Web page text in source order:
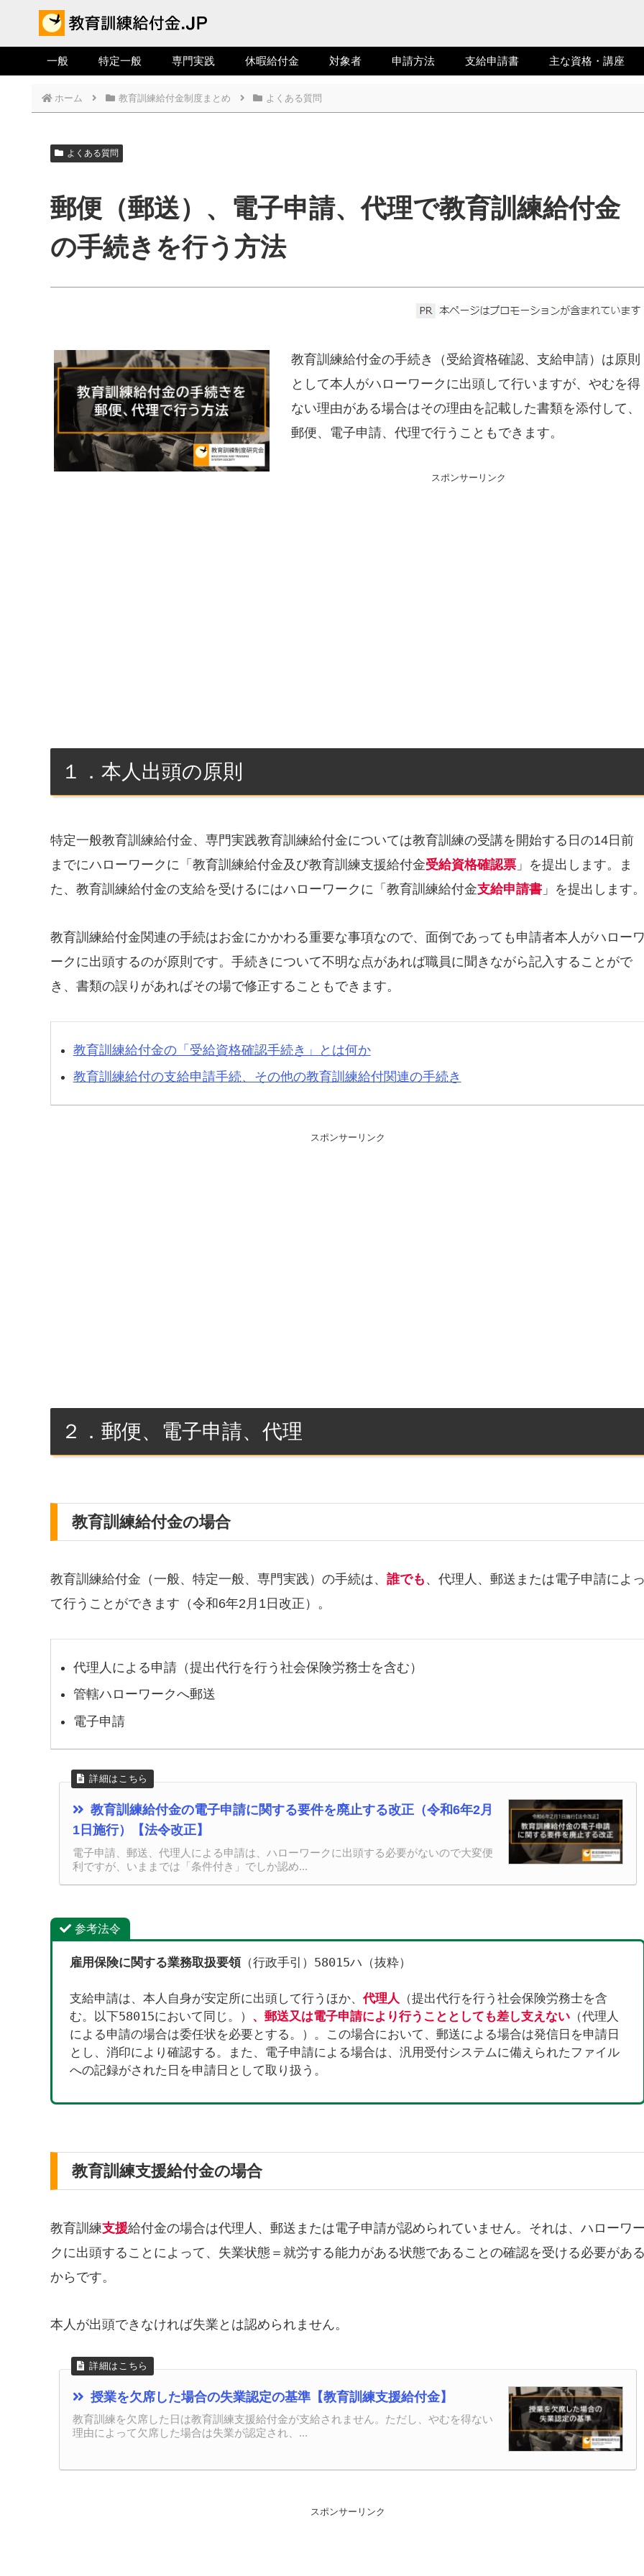
一般 特定一般 専門実践 休暇給付金 対象者 申請方法 支給申請書 主な資格・講座
ホーム 教育訓練給付金制度まとめ よくある質問
よくある質問
郵便（郵送）、電子申請、代理で教育訓練給付金
の手続きを行う方法
教育訓練給付金の手続き（受給資格確認、支給申請）は原則
として本人がハローワークに出頭して行いますが、やむを得
ない理由がある場合はその理由を記載した書類を添付して、
郵便、電子申請、代理で行うこともできます。
スポンサーリンク
１．本人出頭の原則
特定一般教育訓練給付金、専門実践教育訓練給付金については教育訓練の受講を開始する日の14日前
までにハローワークに「教育訓練給付金及び教育訓練支援給付金受給資格確認票 」を提出します。ま
た、教育訓練給付金の支給を受けるにはハローワークに「教育訓練給付金支給申請書 」を提出します
教育訓練給付金関連の手続はお金にかかわる重要な事項なので、面倒であっても申請者本人がハロー
ークに出頭するのが原則です。手続きについて不明な点があれば職員に聞きながら記入することがで
き、書類の誤りがあればその場で修正することもできます。
教育訓練給付金の「受給資格確認手続き」とは何か
教育訓練給付の支給申請手続、その他の教育訓練給付関連の手続き
スポンサーリンク
２．郵便、電子申請、代理
教育訓練給付金の場合
教育訓練給付金（一般、特定一般、専門実践）の手続は、 誰でも 、代理人、郵送または電子申請によ
て行うことができます（令和6年2月1日改正）。
代理人による申請（提出代行を行う社会保険労務士を含む）
管轄ハローワークへ郵送
電子申請
教育訓練給付金の電子申請に関する要件を廃止する改正（令和6年2月
1日施行）【法令改正】
電子申請、郵送、代理人による申請は、ハローワークに出頭する必要がないので大変便
利ですが、いままでは「条件付き」でしか認め...
参考法令
雇用保険に関する業務取扱要領（行政手引）58015ハ（抜粋）
支給申請は、本人自身が安定所に出頭して行うほか、代理人
（提出代行を行う社会保険労務士を含
む。以下58015において同じ。） 、郵送又は電子申請により行うこととしても差し支えない （代理人
による申請の場合は委任状を必要とする。）。この場合において、郵送による場合は発信日を申請日
とし、消印により確認する。また、電子申請による場合は、汎用受付システムに備えられたファイル
への記録がされた日を申請日として取り扱う。
教育訓練支援給付金の場合
教育訓練支援給付金の場合は代理人、郵送または電子申請が認められていません。それは、ハローワ
クに出頭することによって、失業状態＝就労する能力がある状態であることの確認を受ける必要があ
からです。
本人が出頭できなければ失業とは認められません。
授業を欠席した場合の失業認定の基準【教育訓練支援給付金】
教育訓練を欠席した日は教育訓練支援給付金が支給されません。ただし、やむを得ない
理由によって欠席した場合は失業が認定され、...
スポンサーリンク